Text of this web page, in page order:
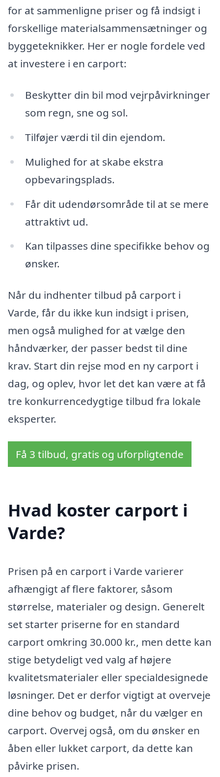
for at sammenligne priser og få indsigt i
forskellige materialsammensætninger og
byggeteknikker. Her er nogle fordele ved
at investere i en carport:
Beskytter din bil mod vejrpåvirkninger
som regn, sne og sol.
Tilføjer værdi til din ejendom.
Mulighed for at skabe ekstra
opbevaringsplads.
Får dit udendørsområde til at se mere
attraktivt ud.
Kan tilpasses dine specifikke behov og
ønsker.
Når du indhenter tilbud på carport i
Varde, får du ikke kun indsigt i prisen,
men også mulighed for at vælge den
håndværker, der passer bedst til dine
krav. Start din rejse mod en ny carport i
dag, og oplev, hvor let det kan være at få
tre konkurrencedygtige tilbud fra lokale
eksperter.
Få 3 tilbud, gratis og uforpligtende
Hvad koster carport i
Varde?
Prisen på en carport i Varde varierer
afhængigt af flere faktorer, såsom
størrelse, materialer og design. Generelt
set starter priserne for en standard
carport omkring 30.000 kr., men dette kan
stige betydeligt ved valg af højere
kvalitetsmaterialer eller specialdesignede
løsninger. Det er derfor vigtigt at overveje
dine behov og budget, når du vælger en
carport. Overvej også, om du ønsker en
åben eller lukket carport, da dette kan
påvirke prisen.